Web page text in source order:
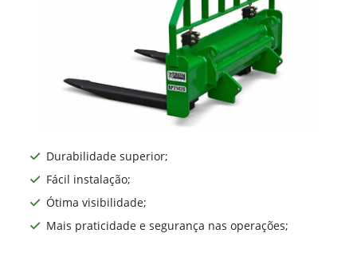
Durabilidade superior;
Fácil instalação;
Ótima visibilidade;
Mais praticidade e segurança nas operações;